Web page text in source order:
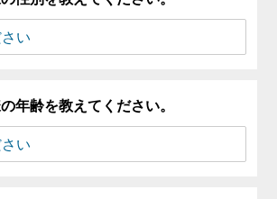
年齢を教えてください。